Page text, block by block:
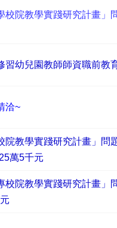
院教學實踐研究計畫」
幼兒園教師師資職前教
洽~
教學實踐研究計畫」問
萬5千元
院教學實踐研究計畫」